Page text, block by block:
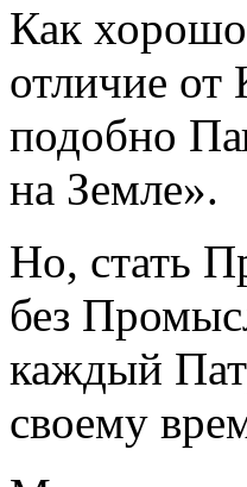
Как
отличие от
подобно
на Земле».
Но, стать
без
каждый
своему